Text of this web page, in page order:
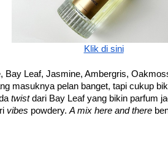
Klik di sini
Bay Leaf, Jasmine, Ambergris,
masuknya pelan banget, tapi cukup
twist dari Bay Leaf yang bikin parfum
vibes powdery. A mix here and there